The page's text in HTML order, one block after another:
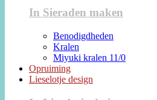
In Sieraden maken
Benodigdheden
Kralen
Miyuki kralen 11/0
Opruiming
Lieselotje design